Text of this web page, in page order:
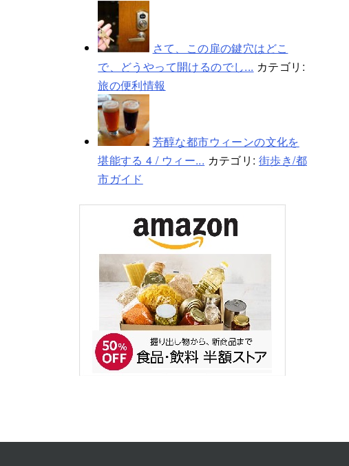
さて、この扉の鍵穴はどこ
で、どうやって開けるのでし... カテゴリ:
旅の便利情報
芳醇な都市ウィーンの文化を
堪能する 4 / ウィー... カテゴリ: 街歩き/都
市ガイド